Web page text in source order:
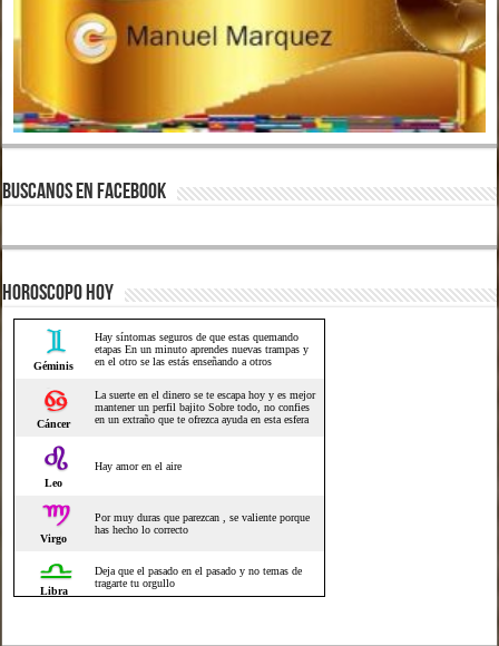
BUSCANOS EN FACEBOOK
HOROSCOPO HOY